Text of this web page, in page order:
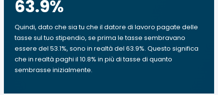
63.9%
Quindi, dato che sia tu che il datore di lavoro pagate delle
tasse sul tuo stipendio, se prima le tasse sembravano
essere del 53.1%, sono in realtà del 63.9%. Questo significa
che in realtà paghi il 10.8% in più di tasse di quanto
sembrasse inizialmente.